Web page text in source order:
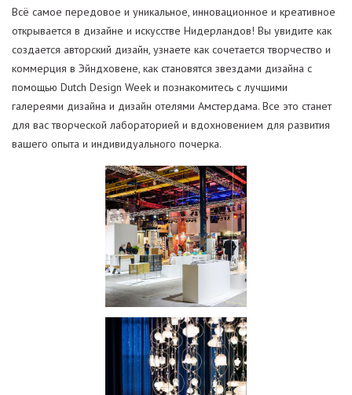
Всё самое передовое и уникальное, инновационное и креативное
открывается в дизайне и искусстве Нидерландов! Вы увидите как
создается авторский дизайн, узнаете как сочетается творчество и
коммерция в Эйндховене, как становятся звездами дизайна с
помощью Dutch Design Week и познакомитесь с лучшими
галереями дизайна и дизайн отелями Амстердама. Все это станет
для вас творческой лабораторией и вдохновением для развития
вашего опыта и индивидуального почерка.